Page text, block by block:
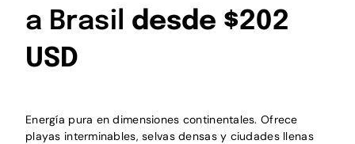
a Brasil desde $202
USD
Energía pura en dimensiones continentales. Ofrece
playas interminables, selvas densas y ciudades llenas